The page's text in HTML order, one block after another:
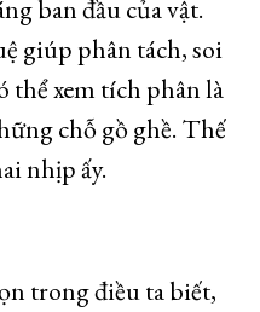
ban đầu của vật.
giúp phân tách, soi
thể xem tích phân là
chỗ gồ ghề. Thế
nhịp ấy.
trong điều ta biết,